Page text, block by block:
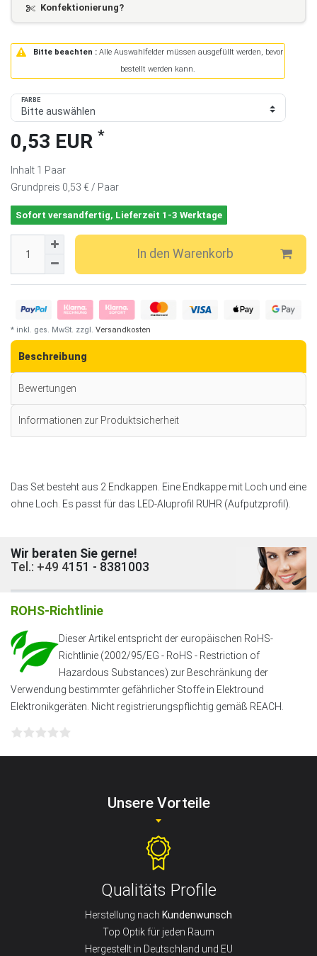
Konfektionierung?
Bitte beachten :Alle Auswahlfelder müssen ausgefüllt werden, bevor
bestellt werden kann.
FARBE
0,53 EUR *
Inhalt 1 Paar
Grundpreis 0,53 € / Paar
Sofort versandfertig, Lieferzeit 1-3 Werktage
In den Warenkorb
* inkl. ges. MwSt. zzgl. Versandkosten
Beschreibung
Bewertungen
Informationen zur Produktsicherheit
Das Set besteht aus 2 Endkappen. Eine Endkappe mit Loch und eine
ohne Loch. Es passt für das LED-Aluprofil RUHR (Aufputzprofil).
Wir beraten Sie gerne!
Tel.: +49 4151 - 8381003
ROHS-Richtlinie
Dieser Artikel entspricht der europäischen RoHS-
Richtlinie (2002/95/EG - RoHS - Restriction of
Hazardous Substances) zur Beschränkung der
Verwendung bestimmter gefährlicher Stoffe in Elektround
Elektronikgeräten. Nicht registrierungspflichtig gemäß REACH.
Unsere Vorteile
Qualitäts Profile
Herstellung nach Kundenwunsch
Top Optik für jeden Raum
Hergestellt in Deutschland und EU